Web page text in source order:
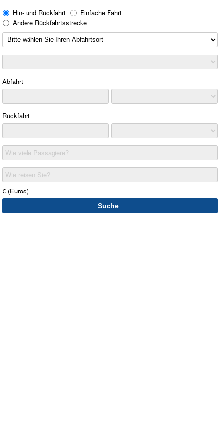
Hin- und Rückfahrt
Einfache Fahrt
Andere Rückfahrtsstrecke
Abfahrt
Rückfahrt
Wie viele Passagiere?
Wie reisen Sie?
€ (Euros)
Suche